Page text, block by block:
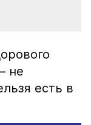
не
есть в